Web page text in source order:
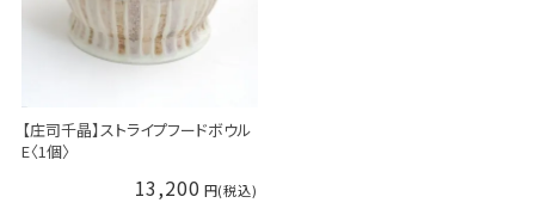
【庄司千晶】ストライプフードボウル
E〈1個〉
13,200